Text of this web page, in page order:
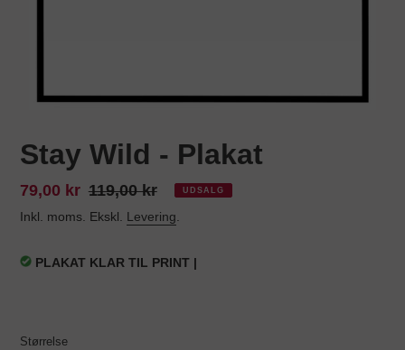
Stay Wild - Plakat
Udsalgspris
79,00 kr Normalpris
119,00 kr UDSALG
Inkl. moms. Ekskl. Levering.
PLAKAT KLAR TIL PRINT |
Størrelse